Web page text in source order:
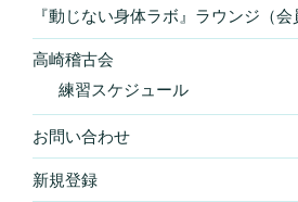
『動じない身体ラボ』ラウンジ（会
高崎稽古会
練習スケジュール
お問い合わせ
新規登録